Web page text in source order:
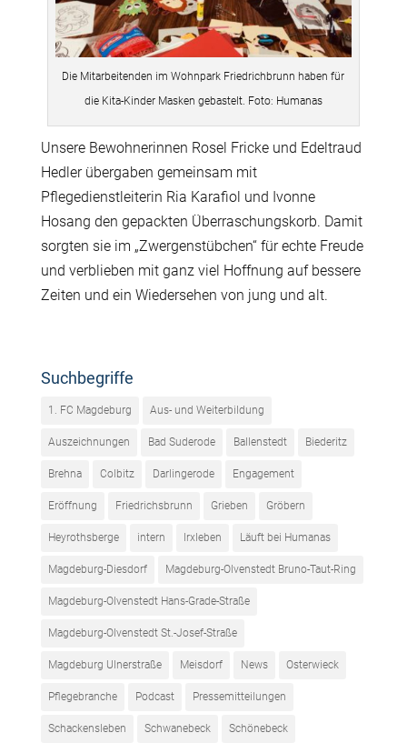
Die Mitarbeitenden im Wohnpark Friedrichbrunn haben für
die Kita-Kinder Masken gebastelt. Foto: Humanas
Unsere Bewohnerinnen Rosel Fricke und Edeltraud
Hedler übergaben gemeinsam mit
Pflegedienstleiterin Ria Karafiol und Ivonne
Hosang den gepackten Überraschungskorb. Damit
sorgten sie im „Zwergenstübchen“ für echte Freude
und verblieben mit ganz viel Hoffnung auf bessere
Zeiten und ein Wiedersehen von jung und alt.
Suchbegriffe
1. FC Magdeburg Aus- und Weiterbildung
Auszeichnungen Bad Suderode Ballenstedt Biederitz
Brehna Colbitz Darlingerode Engagement
Eröffnung Friedrichsbrunn Grieben Gröbern
Heyrothsberge intern Irxleben Läuft bei Humanas
Magdeburg-Diesdorf Magdeburg-Olvenstedt Bruno-Taut-Ring
Magdeburg-Olvenstedt Hans-Grade-Straße
Magdeburg-Olvenstedt St.-Josef-Straße
Magdeburg Ulnerstraße Meisdorf News Osterwieck
Pflegebranche Podcast Pressemitteilungen
Schackensleben Schwanebeck Schönebeck